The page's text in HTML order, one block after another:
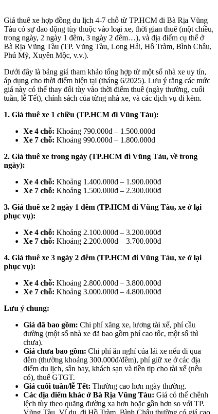
Giá thuê xe hợp đồng du lịch 4-7 chỗ từ TP.HCM đi Bà Rịa Vũng
Tàu có sự dao động tùy thuộc vào loại xe, thời gian thuê (một chiều,
trong ngày, 2 ngày 1 đêm, 3 ngày 2 đêm…), và địa điểm cụ thể ở
Bà Rịa Vũng Tàu (TP. Vũng Tàu, Long Hải, Hồ Tràm, Bình Châu,
Phú Mỹ, Xuyên Mộc, v.v.).
Dưới đây là bảng giá tham khảo tổng hợp từ một số nhà xe uy tín,
áp dụng cho thời điểm hiện tại (tháng 6/2025). Lưu ý rằng các mức
giá này có thể thay đổi tùy vào thời điểm thuê (ngày thường, cuối
tuần, lễ Tết), chính sách của từng nhà xe, và các dịch vụ đi kèm.
1. Giá thuê xe 1 chiều (TP.HCM đi Vũng Tàu):
Xe 4 chỗ: Khoảng 790.000đ – 1.500.000đ
Xe 7 chỗ: Khoảng 990.000đ – 1.800.000đ
2. Giá thuê xe trong ngày (TP.HCM đi Vũng Tàu, về trong
ngày):
Xe 4 chỗ: Khoảng 1.400.000đ – 1.900.000đ
Xe 7 chỗ: Khoảng 1.500.000đ – 2.300.000đ
3. Giá thuê xe 2 ngày 1 đêm (TP.HCM đi Vũng Tàu, xe ở lại
phục vụ):
Xe 4 chỗ: Khoảng 2.100.000đ – 3.200.000đ
Xe 7 chỗ: Khoảng 2.200.000đ – 3.700.000đ
4. Giá thuê xe 3 ngày 2 đêm (TP.HCM đi Vũng Tàu, xe ở lại
phục vụ):
Xe 4 chỗ: Khoảng 2.800.000đ – 3.800.000đ
Xe 7 chỗ: Khoảng 3.000.000đ – 4.800.000đ
Lưu ý chung:
Giá đã bao gồm: Chi phí xăng xe, lương tài xế, phí cầu
đường (một số nhà xe đã bao gồm phí cao tốc, một số thì
chưa).
Giá chưa bao gồm: Chi phí ăn nghỉ của lái xe nếu đi qua
đêm (thường khoảng 300.000đ/đêm), phí giữ xe ở các địa
điểm du lịch, sân bay, khách sạn và tiền tip cho tài xế (nếu
có), thuế GTGT.
Giá cuối tuần/lễ Tết: Thường cao hơn ngày thường.
Các địa điểm khác ở Bà Rịa Vũng Tàu: Giá có thể chênh
lệch tùy theo quãng đường xa hơn hoặc gần hơn so với TP.